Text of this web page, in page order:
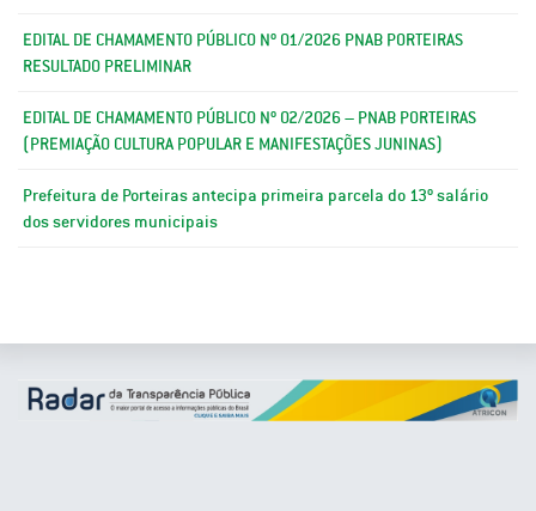
EDITAL DE CHAMAMENTO PÚBLICO Nº 01/2026 PNAB PORTEIRAS
RESULTADO PRELIMINAR
EDITAL DE CHAMAMENTO PÚBLICO Nº 02/2026 – PNAB PORTEIRAS
(PREMIAÇÃO CULTURA POPULAR E MANIFESTAÇÕES JUNINAS)
Prefeitura de Porteiras antecipa primeira parcela do 13º salário
dos servidores municipais